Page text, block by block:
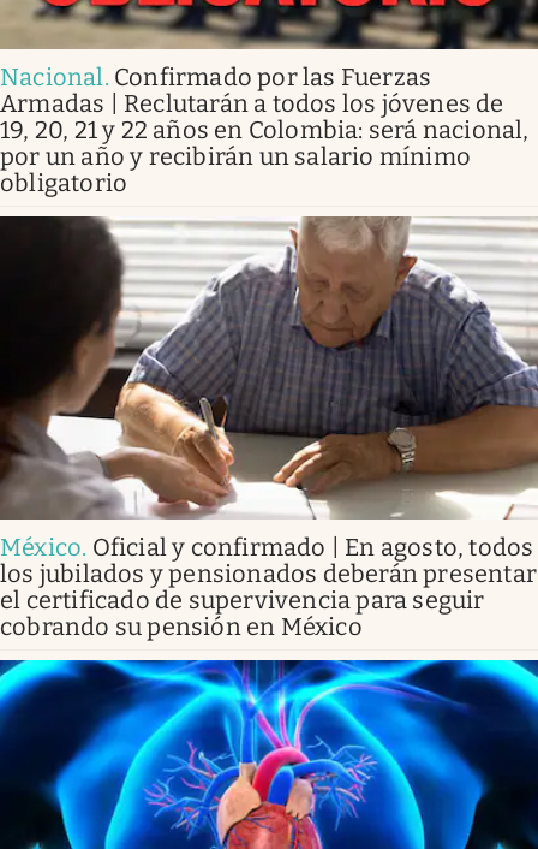
Nacional. Confirmado por las Fuerzas
Armadas | Reclutarán a todos los jóvenes de
19, 20, 21 y 22 años en Colombia: será nacional,
por un año y recibirán un salario mínimo
obligatorio
México. Oficial y confirmado | En agosto, todos
los jubilados y pensionados deberán presentar
el certificado de supervivencia para seguir
cobrando su pensión en México